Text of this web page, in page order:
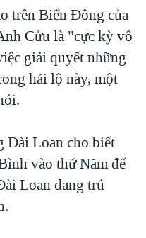
NAM
VIỆT NAM
VIỆT NAM
HẢI SÂM
TỪ NÔNG THÔN MỸ
trên Biển Đông của
Cửu là "cực kỳ vô
giải quyết những
hải lộ này, một
Ðài Loan cho biết
vào thứ Năm để
Loan đang trú